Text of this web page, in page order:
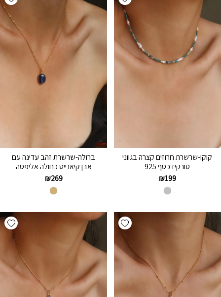
קוקו-שרשרת חרוזים קצרה בגווני
טורקיז כסף 925
₪199
ברולה-שרשרת זהב עדינה עם
אבן קיאנייט כחולה אליפסה
₪269
Add wishlist